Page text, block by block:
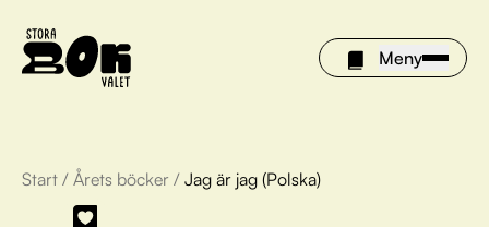
Meny
Årets böcker
Start / Årets böcker / Jag är jag (Polska)